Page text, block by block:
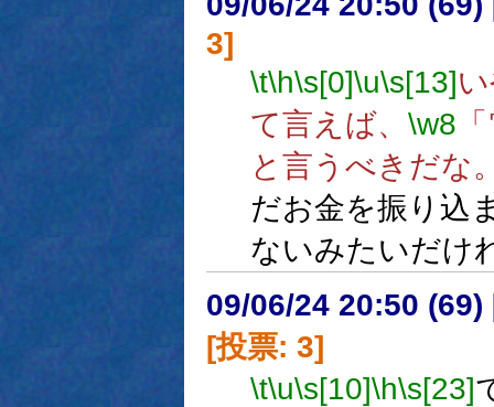
3]
\t\h\s[0]\u\s[13]
て言えば、 \w8
と言うべきだな
だお金を振り込
ないみたいだけ
09/06/24 20:50 (69)
[投票: 3]
\t\u\s[10]\h\s[23]